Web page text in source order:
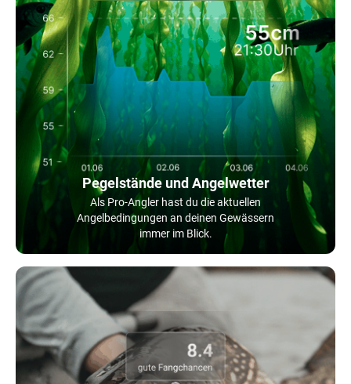
Pegelstände und Angelwetter
Als Pro-Angler hast du die aktuellen
Angelbedingungen an deinen Gewässern
immer im Blick.